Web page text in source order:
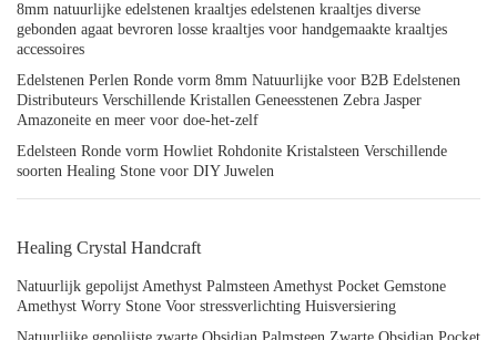
8mm natuurlijke edelstenen kraaltjes edelstenen kraaltjes diverse
gebonden agaat bevroren losse kraaltjes voor handgemaakte kraaltjes
accessoires
Edelstenen Perlen Ronde vorm 8mm Natuurlijke voor B2B Edelstenen
Distributeurs Verschillende Kristallen Geneesstenen Zebra Jasper
Amazoneite en meer voor doe-het-zelf
Edelsteen Ronde vorm Howliet Rohdonite Kristalsteen Verschillende
soorten Healing Stone voor DIY Juwelen
Healing Crystal Handcraft
Natuurlijk gepolijst Amethyst Palmsteen Amethyst Pocket Gemstone
Amethyst Worry Stone Voor stressverlichting Huisversiering